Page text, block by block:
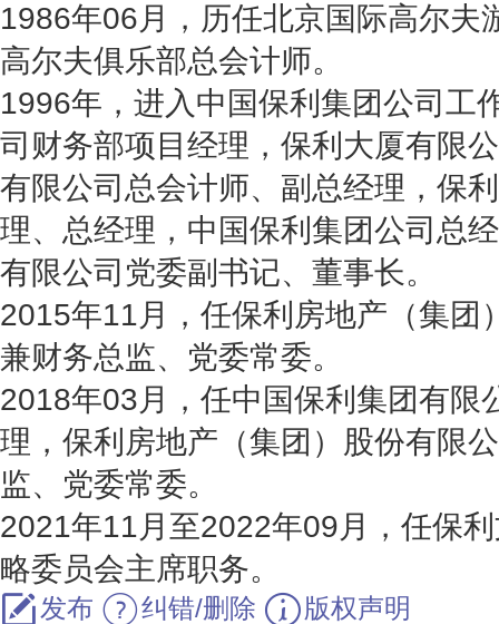
1986年06月，历任北京国际高尔夫
高尔夫俱乐部总会计师。
1996年，进入中国保利集团公司工
司财务部项目经理，保利大厦有限
有限公司总会计师、副总经理，保
理、总经理，中国保利集团公司总
有限公司党委副书记、董事长。
2015年11月，任保利房地产（集团
兼财务总监、党委常委。
2018年03月，任中国保利集团有限
理，保利房地产（集团）股份有限
监、党委常委。
2021年11月至2022年09月，任保
略委员会主席职务。
发布 纠错/删除 版权声明